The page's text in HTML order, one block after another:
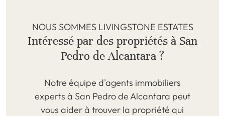
NOUS SOMMES LIVINGSTONE ESTATES
Intéressé par des propriétés à San
Pedro de Alcantara ?
Notre équipe d'agents immobiliers
experts à San Pedro de Alcantara peut
vous aider à trouver la propriété qui